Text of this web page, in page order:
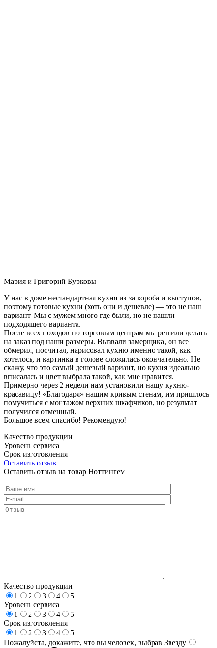
Мария и Григорий Бурковы
У нас в доме нестандартная кухня из-за короба и выступов,
поэтому готовые кухни (хоть они и дешевле) — это не наш
вариант. Мы с мужем много где были, но не нашли
подходящего варианта.
После всех походов по торговым центрам мы решили делать
на заказ под наши размеры. Вызвали замерщика, он все
обмерил, посчитал, нарисовал кухню именно такой, как
хотелось, и картинка в голове сложилась окончательно. Не
скажу, что это самый дешевый вариант, но кухня идеально
вписалась и цвет выбрала такой, как мне нравится.
Примерно через 2 недели нам установили нашу кухню-
красавицу! «Благодаря» нашим кривым стенам, им пришлось
помучиться с монтажом верхних шкафчиков, но результат
получился отменный.
Большое всем спасибо! Рекомендую!
Качество продукции
Уровень сервиса
Срок изготовления
Оставить отзыв
Оставить отзыв на товар Ноттингем
Качество продукции
1
2 3 4
5
Уровень сервиса
1
2 3 4
5
Срок изготовления
1
2 3 4
5
Пожалуйста, докажите, что вы человек, выбрав Звезду.